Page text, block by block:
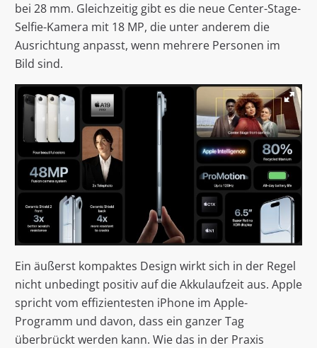
bei 28 mm. Gleichzeitig gibt es die neue Center-Stage-
Selfie-Kamera mit 18 MP, die unter anderem die
Ausrichtung anpasst, wenn mehrere Personen im
Bild sind.
Ein äußerst kompaktes Design wirkt sich in der Regel
nicht unbedingt positiv auf die Akkulaufzeit aus. Apple
spricht vom effizientesten iPhone im Apple-
Programm und davon, dass ein ganzer Tag
überbrückt werden kann. Wie das in der Praxis